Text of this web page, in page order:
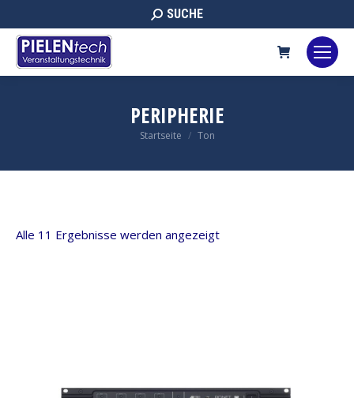
Search:
SUCHE
PERIPHERIE
Sie befinden sich hier:
Startseite Ton
Alle 11 Ergebnisse werden angezeigt